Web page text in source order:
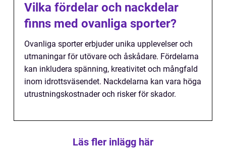
Vilka fördelar och nackdelar
finns med ovanliga sporter?
Ovanliga sporter erbjuder unika upplevelser och
utmaningar för utövare och åskådare. Fördelarna
kan inkludera spänning, kreativitet och mångfald
inom idrottsväsendet. Nackdelarna kan vara höga
utrustningskostnader och risker för skador.
Läs fler inlägg här